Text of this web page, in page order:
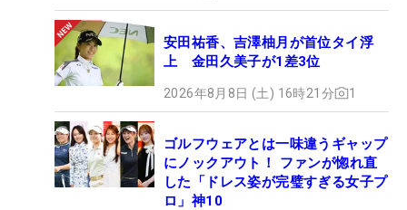
安田祐香、吉澤柚月が首位タイ浮
上 金田久美子が1差3位
2026年8月8日 (土) 16時21分 1
ゴルフウェアとは一味違うギャップ
にノックアウト！ ファンが惚れ直
した「ドレス姿が完璧すぎる女子プ
ロ」神10